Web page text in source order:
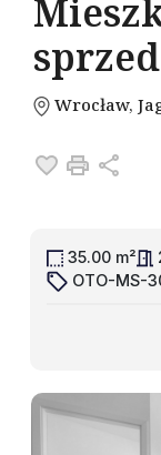
Wrocław,
Dodaj do
Drukuj
35.00 m²
OTO-MS-